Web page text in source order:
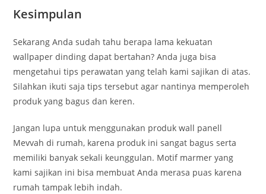
Kesimpulan
Sekarang Anda sudah tahu berapa lama kekuatan
wallpaper dinding dapat bertahan? Anda juga bisa
mengetahui tips perawatan yang telah kami sajikan di atas.
Silahkan ikuti saja tips tersebut agar nantinya memperoleh
produk yang bagus dan keren.
Jangan lupa untuk menggunakan produk wall panell
Mevvah di rumah, karena produk ini sangat bagus serta
memiliki banyak sekali keunggulan. Motif marmer yang
kami sajikan ini bisa membuat Anda merasa puas karena
rumah tampak lebih indah.